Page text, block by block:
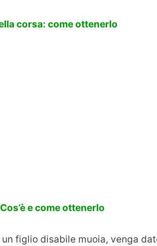
corsa: come ottenerlo
e come ottenerlo
figlio disabile muoia, venga